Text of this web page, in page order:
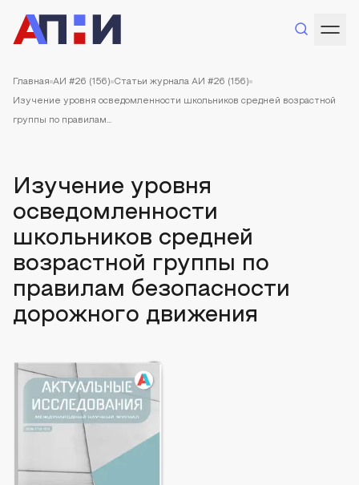
Главная АИ #26 (156) Статьи журнала АИ #26 (156)
Изучение уровня осведомленности школьников средней возрастной
группы по правилам...
Изучение уровня
осведомленности
школьников средней
возрастной группы по
правилам безопасности
дорожного движения